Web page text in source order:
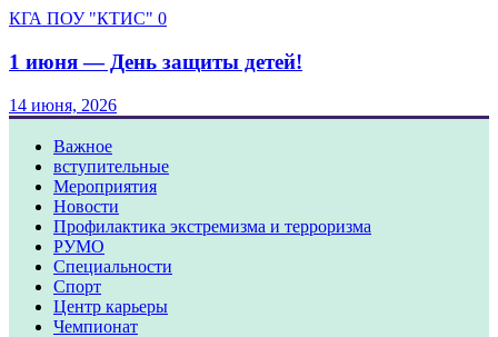
КГА ПОУ "КТИС" 0
1 июня — День защиты детей!
14 июня, 2026
Важное
вступительные
Мероприятия
Новости
Профилактика экстремизма и терроризма
РУМО
Специальности
Спорт
Центр карьеры
Чемпионат